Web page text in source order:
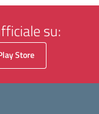
su:
Store